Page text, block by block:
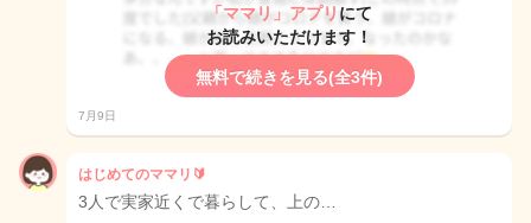
「ママリ」アプリ にて
お読みいただけます！
無料で続きを見る(全3件)
7月9日
はじめてのママリ🔰
3人で実家近くで暮らして、上の…